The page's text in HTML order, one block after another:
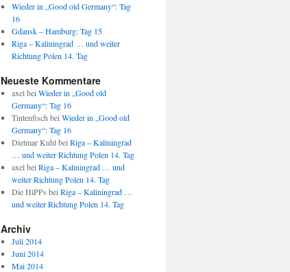
Wieder in „Good old Germany“: Tag
16
Gdansk – Hamburg: Tag 15
Riga – Kaliningrad … und weiter
Richtung Polen 14. Tag
Neueste Kommentare
axelbei Wieder in „Good old
Germany“: Tag 16
Tintenfisch bei Wieder in „Good old
Germany“: Tag 16
Dietmar Kuhlbei Riga – Kaliningrad
… und weiter Richtung Polen 14. Tag
axelbei Riga – Kaliningrad … und
weiter Richtung Polen 14. Tag
Die HiPPs bei Riga – Kaliningrad …
und weiter Richtung Polen 14. Tag
Archiv
Juli 2014
Juni 2014
Mai 2014